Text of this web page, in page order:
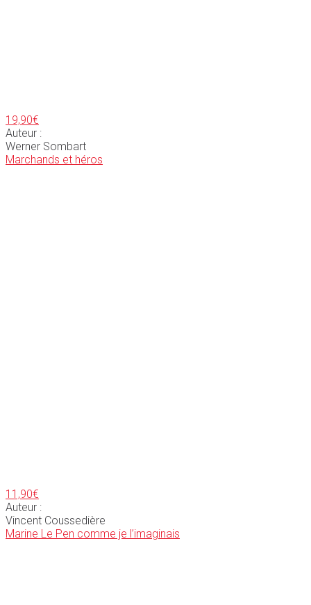
19,90€
Auteur :
Werner Sombart
Marchands et héros
11,90€
Auteur :
Vincent Coussedière
Marine Le Pen comme je l’imaginais